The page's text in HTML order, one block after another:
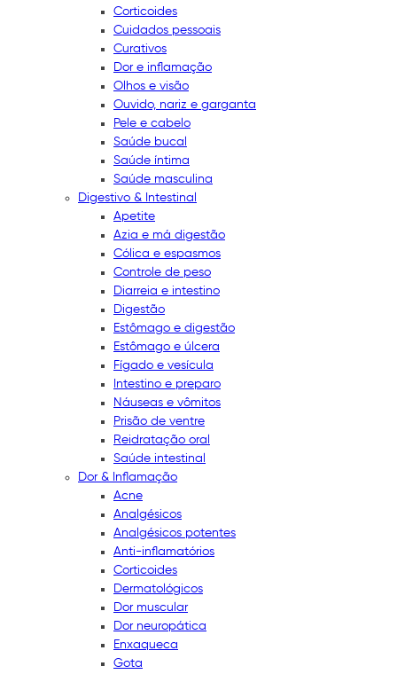
Corticoides
Cuidados pessoais
Curativos
Dor e inflamação
Olhos e visão
Ouvido, nariz e garganta
Pele e cabelo
Saúde bucal
Saúde íntima
Saúde masculina
Digestivo & Intestinal
Apetite
Azia e má digestão
Cólica e espasmos
Controle de peso
Diarreia e intestino
Digestão
Estômago e digestão
Estômago e úlcera
Fígado e vesícula
Intestino e preparo
Náuseas e vômitos
Prisão de ventre
Reidratação oral
Saúde intestinal
Dor & Inflamação
Acne
Analgésicos
Analgésicos potentes
Anti-inflamatórios
Corticoides
Dermatológicos
Dor muscular
Dor neuropática
Enxaqueca
Gota